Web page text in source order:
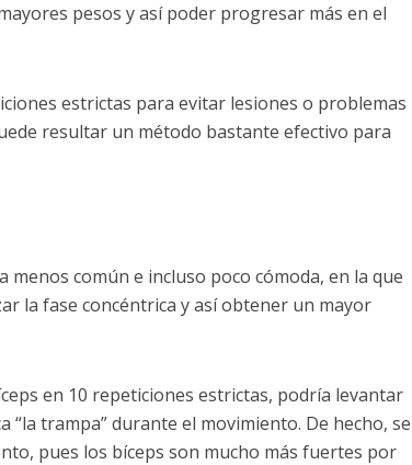
pesos y así poder progresar más en el
estrictas para evitar lesiones o problemas
resultar un método bastante efectivo para
común e incluso poco cómoda, en la que
la fase concéntrica y así obtener un mayor
en 10 repeticiones estrictas, podría levantar
trampa” durante el movimiento. De hecho, se
pues los bíceps son mucho más fuertes por